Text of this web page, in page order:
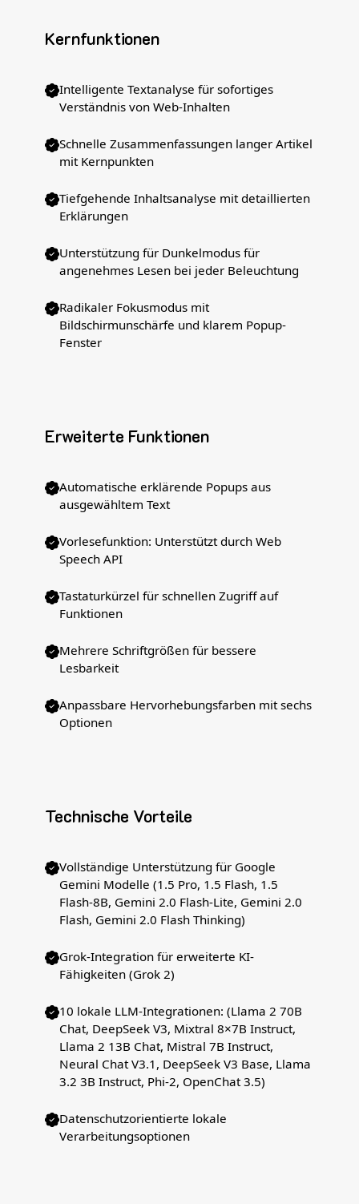
Kernfunktionen
Intelligente Textanalyse für sofortiges
Verständnis von Web-Inhalten
Schnelle Zusammenfassungen langer Artikel
mit Kernpunkten
Tiefgehende Inhaltsanalyse mit detaillierten
Erklärungen
Unterstützung für Dunkelmodus für
angenehmes Lesen bei jeder Beleuchtung
Radikaler Fokusmodus mit
Bildschirmunschärfe und klarem Popup-
Fenster
Erweiterte Funktionen
Automatische erklärende Popups aus
ausgewähltem Text
Vorlesefunktion: Unterstützt durch Web
Speech API
Tastaturkürzel für schnellen Zugriff auf
Funktionen
Mehrere Schriftgrößen für bessere
Lesbarkeit
Anpassbare Hervorhebungsfarben mit sechs
Optionen
Technische Vorteile
Vollständige Unterstützung für Google
Gemini Modelle (1.5 Pro, 1.5 Flash, 1.5
Flash-8B, Gemini 2.0 Flash-Lite, Gemini 2.0
Flash, Gemini 2.0 Flash Thinking)
Grok-Integration für erweiterte KI-
Fähigkeiten (Grok 2)
10 lokale LLM-Integrationen: (Llama 2 70B
Chat, DeepSeek V3, Mixtral 8×7B Instruct,
Llama 2 13B Chat, Mistral 7B Instruct,
Neural Chat V3.1, DeepSeek V3 Base, Llama
3.2 3B Instruct, Phi-2, OpenChat 3.5)
Datenschutzorientierte lokale
Verarbeitungsoptionen